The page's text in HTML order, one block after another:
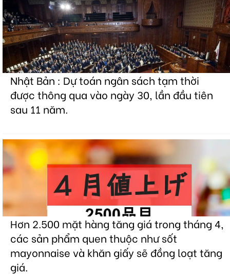
Nhật Bản : Dự toán ngân sách tạm thời
được thông qua vào ngày 30, lần đầu tiên
sau 11 năm.
Hơn 2.500 mặt hàng tăng giá trong tháng 4,
các sản phẩm quen thuộc như sốt
mayonnaise và khăn giấy sẽ đồng loạt tăng
giá.